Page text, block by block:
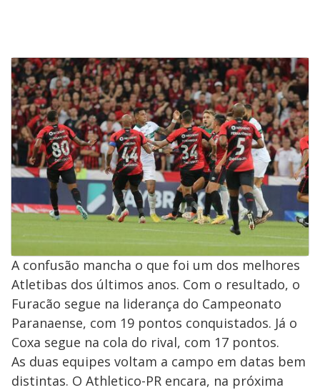
A confusão mancha o que foi um dos melhores
Atletibas dos últimos anos. Com o resultado, o
Furacão segue na liderança do Campeonato
Paranaense, com 19 pontos conquistados. Já o
Coxa segue na cola do rival, com 17 pontos.
As duas equipes voltam a campo em datas bem
distintas. O Athletico-PR encara, na próxima